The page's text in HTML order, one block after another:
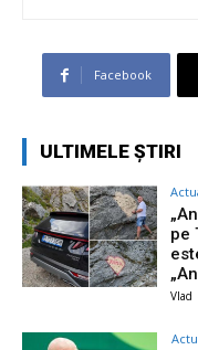
Facebook
ULTIMELE ȘTIRI
pe
Vlad